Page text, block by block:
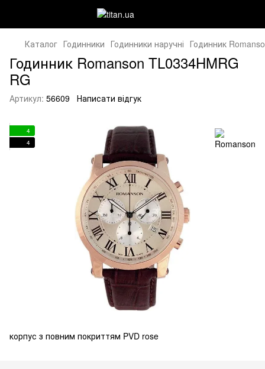
Каталог Годинники Годинники наручні Годинник
Годинник Romanson TL0334HMRG
RG
Артикул: 56609 Написати відгук
4
4
корпус з повним покриттям PVD rose